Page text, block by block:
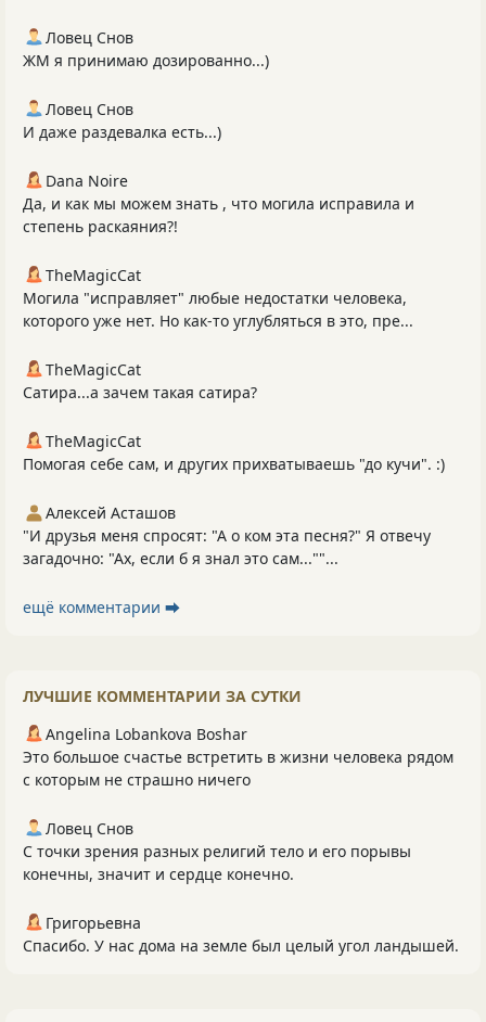
Ловец Снов
ЖМ я принимаю дозированно...)
Ловец Снов
И даже раздевалка есть...)
Dana Noire
Да, и как мы можем знать , что могила исправила и
степень раскаяния?!
TheMagicCat
Могила "исправляет" любые недостатки человека,
которого уже нет. Но как-то углубляться в это, пре...
TheMagicCat
Сатира...а зачем такая сатира?
TheMagicCat
Помогая себе сам, и других прихватываешь "до кучи". :)
Алексей Асташов
"И друзья меня спросят: "А о ком эта песня?" Я отвечу
загадочно: "Ах, если б я знал это сам...""...
ещё комментарии ⮕
ЛУЧШИЕ КОММЕНТАРИИ ЗА СУТКИ
Angelina Lobankova Boshar
Это большое счастье встретить в жизни человека рядом
с которым не страшно ничего
Ловец Снов
С точки зрения разных религий тело и его порывы
конечны, значит и сердце конечно.
Григорьевна
Спасибо. У нас дома на земле был целый угол ландышей.